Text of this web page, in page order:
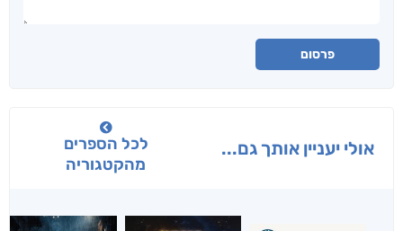
פרסום
אולי יעניין אותך גם...
לכל הספרים
מהקטגוריה